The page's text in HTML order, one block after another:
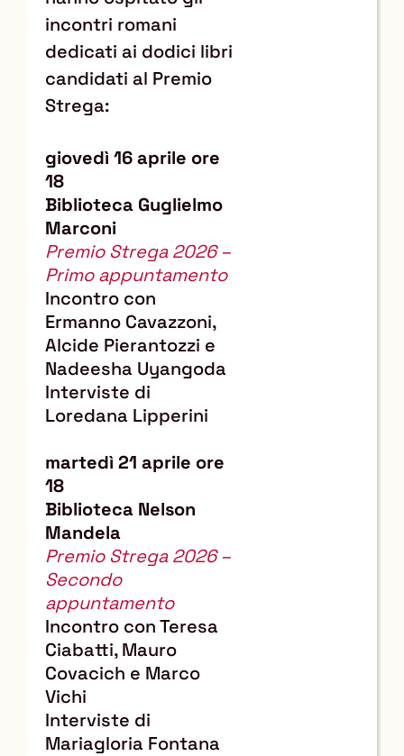
incontri romani
dedicati ai dodici libri
candidati al Premio
Strega:
giovedì 16 aprile ore
18
Biblioteca Guglielmo
Marconi
Premio Strega 2026 –
Primo appuntamento
Incontro con
Ermanno Cavazzoni,
Alcide Pierantozzi e
Nadeesha Uyangoda
Interviste di
Loredana Lipperini
martedì 21 aprile ore
18
Biblioteca Nelson
Mandela
Premio Strega 2026 –
Secondo
appuntamento
Incontro con Teresa
Ciabatti, Mauro
Covacich e Marco
Vichi
Interviste di
Mariagloria Fontana